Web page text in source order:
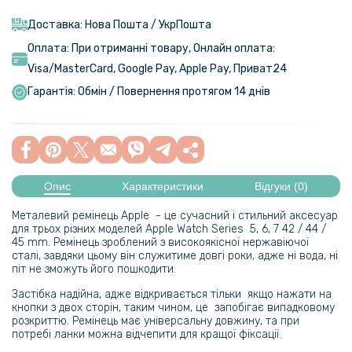
Доставка: Нова Пошта / УкрПошта
Оплата: При отриманні товару, Онлайн оплата:
Visa/MasterСard, Google Pay, Apple Pay, Приват24
Гарантія: Обмін / Повернення протягом 14 днів
Опис Характеристики Відгуки (0)
Металевий ремінець Apple - це сучасний і стильний аксесуар
для трьох різних моделей Apple Watch Series 5, 6, 7 42 / 44 /
45 mm. Ремінець зроблений з високоякісної нержавіючої
сталі, завдяки цьому він служитиме довгі роки, адже ні вода, ні
піт не зможуть його пошкодити.
Застібка надійна, адже відкривається тільки якщо нажати на
кнопки з двох сторін, таким чином, це запобігає випадковому
розкриттю. Ремінець має універсальну довжину, та при
потребі ланки можна відчепити для кращої фіксації.